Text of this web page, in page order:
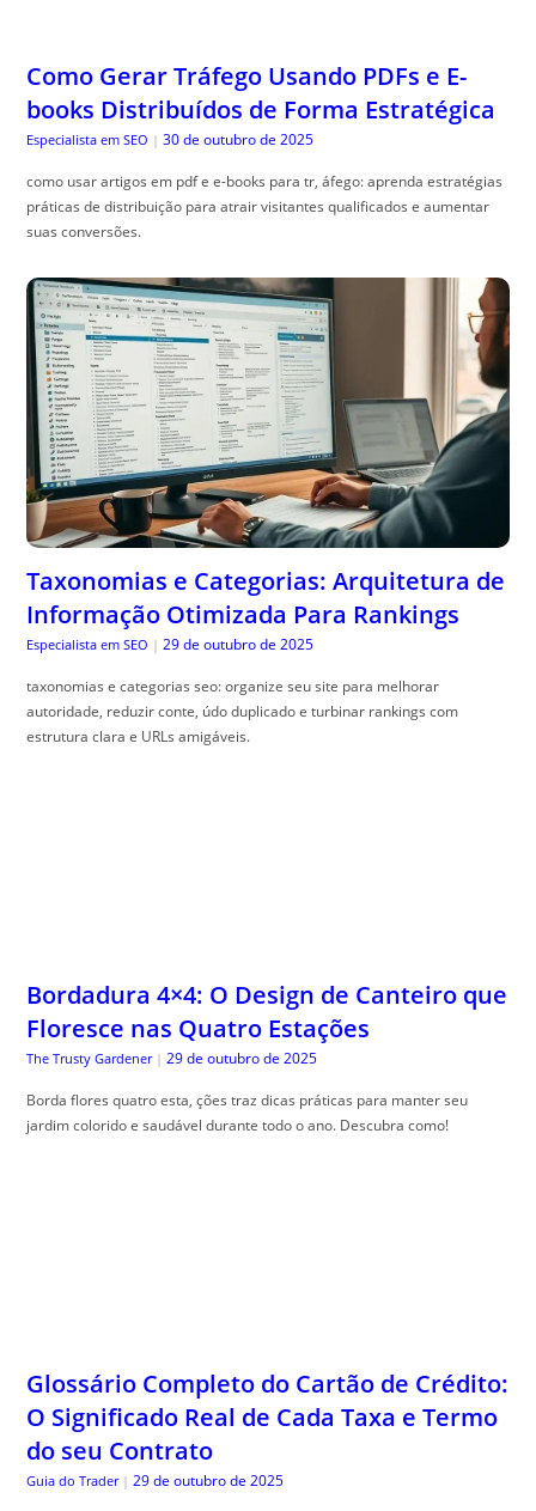
Como Gerar Tráfego Usando PDFs e E-
books Distribuídos de Forma Estratégica
Especialista em SEO | 30 de outubro de 2025
como usar artigos em pdf e e-books para tr, áfego: aprenda estratégias
práticas de distribuição para atrair visitantes qualificados e aumentar
suas conversões.
Taxonomias e Categorias: Arquitetura de
Informação Otimizada Para Rankings
Especialista em SEO | 29 de outubro de 2025
taxonomias e categorias seo: organize seu site para melhorar
autoridade, reduzir conte, údo duplicado e turbinar rankings com
estrutura clara e URLs amigáveis.
Bordadura 4×4: O Design de Canteiro que
Floresce nas Quatro Estações
The Trusty Gardener | 29 de outubro de 2025
Borda flores quatro esta, ções traz dicas práticas para manter seu
jardim colorido e saudável durante todo o ano. Descubra como!
Glossário Completo do Cartão de Crédito:
O Significado Real de Cada Taxa e Termo
do seu Contrato
Guia do Trader | 29 de outubro de 2025